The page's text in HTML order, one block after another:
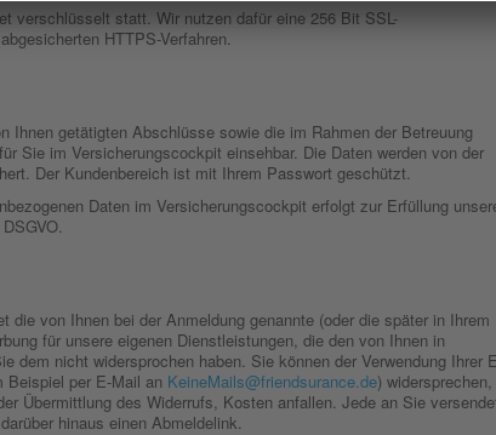
verschlüsselt statt. Wir nutzen dafür eine 256 Bit SSL-
HTTPS-Verfahren.
Ihnen getätigten Abschlüsse sowie die im Rahmen der Betreuung
Sie im Versicherungscockpit einsehbar. Die Daten werden von der
Der Kundenbereich ist mit Ihrem Passwort geschützt.
Daten im Versicherungscockpit erfolgt zur Erfüllung
die von Ihnen bei der Anmeldung genannte (oder die später in Ihrem
für unsere eigenen Dienstleistungen, die den von Ihnen in
dem nicht widersprochen haben. Sie können der Verwendung Ihrer
Beispiel per E-Mail an KeineMails@friendsurance.de) widersprechen,
Übermittlung des Widerrufs, Kosten anfallen. Jede an Sie
hinaus einen Abmeldelink.